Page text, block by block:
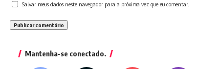
Salvar meus dados neste navegador para a próxima vez que eu comentar.
Mantenha-se conectado.